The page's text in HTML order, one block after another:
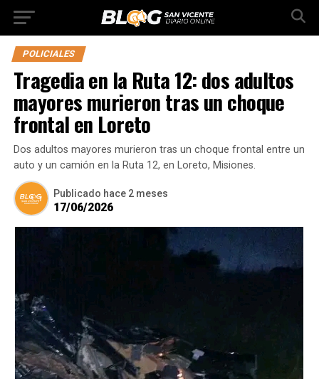
POLICIALES
Tragedia en la Ruta 12: dos adultos
mayores murieron tras un choque
frontal en Loreto
Dos adultos mayores murieron tras un choque frontal entre un
auto y un camión en la Ruta 12, en Loreto, Misiones.
Publicado hace 2 meses
17/06/2026